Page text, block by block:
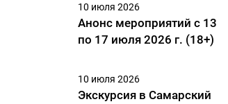
10 июля 2026
Анонс мероприятий с 13
по 17 июля 2026 г. (18+)
10 июля 2026
Экскурсия в Самарский